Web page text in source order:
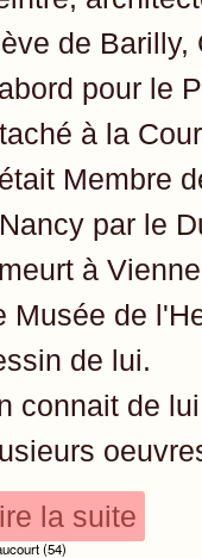
de Barilly,
pour le
à la
Membre
par le
à
Musée de
de lui.
connait de
la suite
(54)